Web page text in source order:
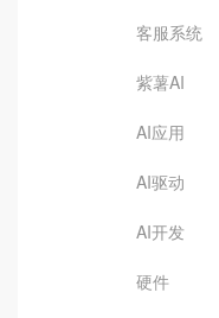
客服系统
紫薯AI
AI应用
AI驱动
AI开发
硬件